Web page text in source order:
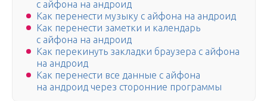
с айфона на андроид
Как перенести музыку с айфона на андроид
Как перенести заметки и календарь
с айфона на андроид
Как перекинуть закладки браузера с айфона
на андроид
Как перенести все данные с айфона
на андроид через сторонние программы